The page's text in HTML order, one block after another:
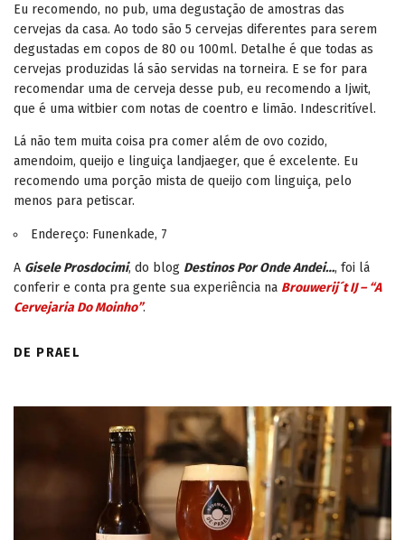
Eu recomendo, no pub, uma degustação de amostras das
cervejas da casa. Ao todo são 5 cervejas diferentes para serem
degustadas em copos de 80 ou 100ml. Detalhe é que todas as
cervejas produzidas lá são servidas na torneira. E se for para
recomendar uma de cerveja desse pub, eu recomendo a Ijwit,
que é uma witbier com notas de coentro e limão. Indescritível.
Lá não tem muita coisa pra comer além de ovo cozido,
amendoim, queijo e linguiça landjaeger, que é excelente. Eu
recomendo uma porção mista de queijo com linguiça, pelo
menos para petiscar.
Endereço: Funenkade, 7
A Gisele Prosdocimi, do blog Destinos Por Onde Andei…, foi lá
conferir e conta pra gente sua experiência na Brouwerij´t IJ – “A
Cervejaria Do Moinho”.
DE PRAEL